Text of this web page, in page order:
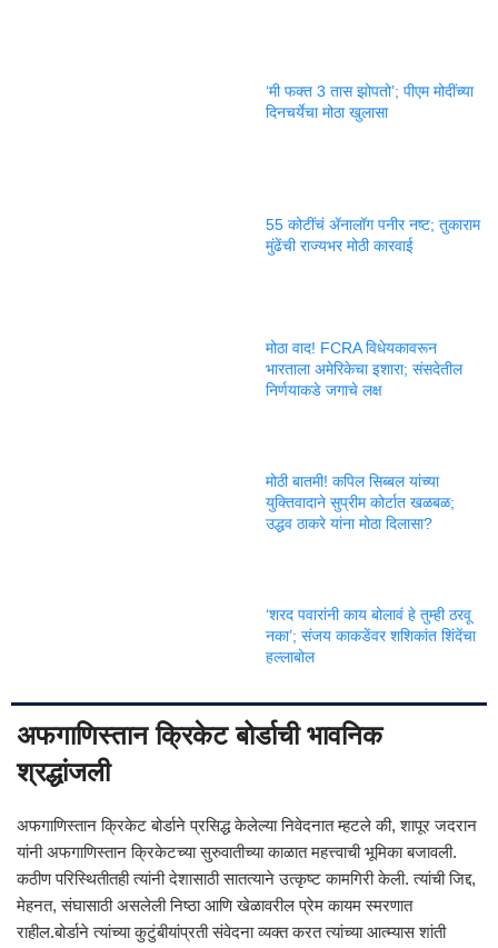
‘मी फक्त 3 तास झोपतो’; पीएम मोदींच्या
दिनचर्येचा मोठा खुलासा
55 कोटींचं ॲनालॉग पनीर नष्ट; तुकाराम
मुंढेंची राज्यभर मोठी कारवाई
मोठा वाद! FCRA विधेयकावरून
भारताला अमेरिकेचा इशारा; संसदेतील
निर्णयाकडे जगाचे लक्ष
मोठी बातमी! कपिल सिब्बल यांच्या
युक्तिवादाने सुप्रीम कोर्टात खळबळ;
उद्धव ठाकरे यांना मोठा दिलासा?
‘शरद पवारांनी काय बोलावं हे तुम्ही ठरवू
नका’; संजय काकडेंवर शशिकांत शिंदेंचा
हल्लाबोल
अफगाणिस्तान क्रिकेट बोर्डाची भावनिक
श्रद्धांजली
अफगाणिस्तान क्रिकेट बोर्डाने प्रसिद्ध केलेल्या निवेदनात म्हटले की, शापूर जदरान
यांनी अफगाणिस्तान क्रिकेटच्या सुरुवातीच्या काळात महत्त्वाची भूमिका बजावली.
कठीण परिस्थितीतही त्यांनी देशासाठी सातत्याने उत्कृष्ट कामगिरी केली. त्यांची जिद्द,
मेहनत, संघासाठी असलेली निष्ठा आणि खेळावरील प्रेम कायम स्मरणात
राहील.बोर्डाने त्यांच्या कुटुंबीयांप्रती संवेदना व्यक्त करत त्यांच्या आत्म्यास शांती